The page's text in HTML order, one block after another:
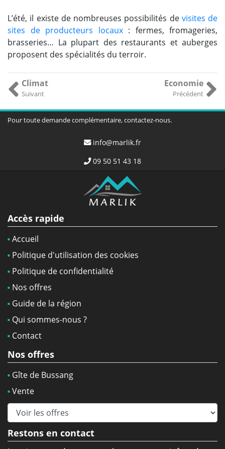
L’été, il existe de nombreuses possibilités devisites de
sites de producteurs locaux : fermes, fromageries,
brasseries… La plupart des restaurants et auberges
proposent des spécialités du terroir.
Climat
Suivant
Economie
Précédent
Pour toute demande complémentaire, contactez-nous.
info@marlik.fr
09 50 51 43 18
Accès rapide
Accueil
Politique d'utilisation des cookies
Politique de confidentialité
Nos offres
Guide de la région
Qui sommes-nous ?
Contact
Nos offres
Gîte de Bussang
Vente
Restons en contact